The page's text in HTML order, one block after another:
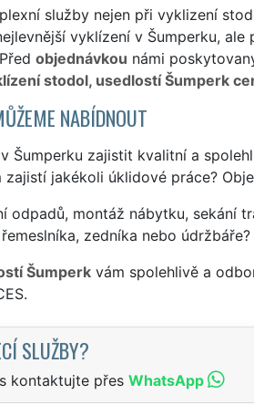
služby nejen při vyklizení
vyklízení v Šumperku,
objednávkou námi
stodol, usedlostí Šumperk
NABÍDNOUT
Šumperku zajistit kvalitní a
zajistí jakékoli úklidové práce?
odpadů, montáž nábytku, sekání
zedníka nebo
Šumperkvám spolehlivě a
SLUŽBY?
kontaktujte přes WhatsApp